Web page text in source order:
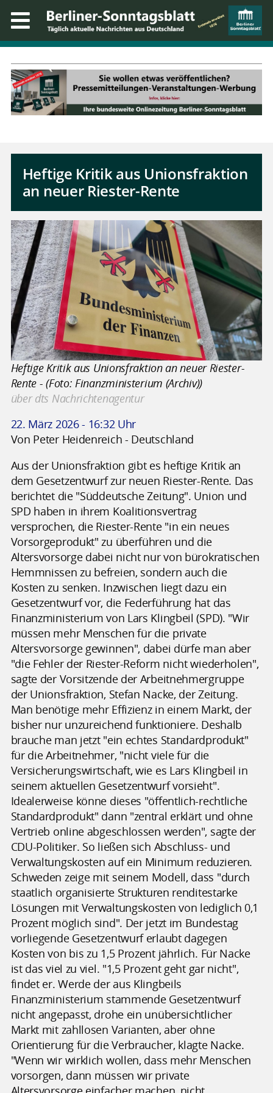
Heftige Kritik aus Unionsfraktion
an neuer Riester-Rente
Heftige Kritik aus Unionsfraktion an neuer Riester-
Rente - (Foto: Finanzministerium (Archiv))
über dts Nachrichtenagentur
22. März 2026 - 16:32 Uhr
Von Peter Heidenreich - Deutschland
Aus der Unionsfraktion gibt es heftige Kritik an
dem Gesetzentwurf zur neuen Riester-Rente. Das
berichtet die "Süddeutsche Zeitung". Union und
SPD haben in ihrem Koalitionsvertrag
versprochen, die Riester-Rente "in ein neues
Vorsorgeprodukt" zu überführen und die
Altersvorsorge dabei nicht nur von bürokratischen
Hemmnissen zu befreien, sondern auch die
Kosten zu senken. Inzwischen liegt dazu ein
Gesetzentwurf vor, die Federführung hat das
Finanzministerium von Lars Klingbeil (SPD). "Wir
müssen mehr Menschen für die private
Altersvorsorge gewinnen", dabei dürfe man aber
"die Fehler der Riester-Reform nicht wiederholen",
sagte der Vorsitzende der Arbeitnehmergruppe
der Unionsfraktion, Stefan Nacke, der Zeitung.
Man benötige mehr Effizienz in einem Markt, der
bisher nur unzureichend funktioniere. Deshalb
brauche man jetzt "ein echtes Standardprodukt"
für die Arbeitnehmer, "nicht viele für die
Versicherungswirtschaft, wie es Lars Klingbeil in
seinem aktuellen Gesetzentwurf vorsieht".
Idealerweise könne dieses "öffentlich-rechtliche
Standardprodukt" dann "zentral erklärt und ohne
Vertrieb online abgeschlossen werden", sagte der
CDU-Politiker. So ließen sich Abschluss- und
Verwaltungskosten auf ein Minimum reduzieren.
Schweden zeige mit seinem Modell, dass "durch
staatlich organisierte Strukturen renditestarke
Lösungen mit Verwaltungskosten von lediglich 0,1
Prozent möglich sind". Der jetzt im Bundestag
vorliegende Gesetzentwurf erlaubt dagegen
Kosten von bis zu 1,5 Prozent jährlich. Für Nacke
ist das viel zu viel. "1,5 Prozent geht gar nicht",
findet er. Werde der aus Klingbeils
Finanzministerium stammende Gesetzentwurf
nicht angepasst, drohe ein unübersichtlicher
Markt mit zahllosen Varianten, aber ohne
Orientierung für die Verbraucher, klagte Nacke.
"Wenn wir wirklich wollen, dass mehr Menschen
vorsorgen, dann müssen wir private